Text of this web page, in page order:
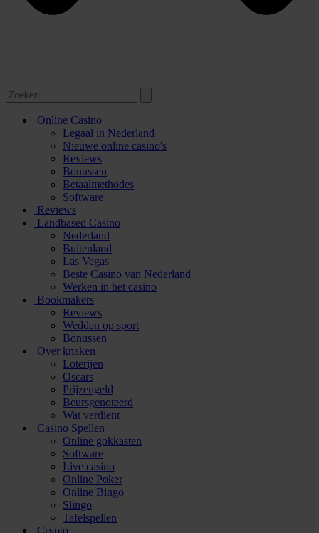
Online Casino
Legaal in Nederland
Nieuwe online casino's
Reviews
Bonussen
Betaalmethodes
Software
Reviews
Landbased Casino
Nederland
Buitenland
Las Vegas
Beste Casino van Nederland
Werken in het casino
Bookmakers
Reviews
Wedden op sport
Bonussen
Over knaken
Loterijen
Oscars
Prijzengeld
Beursgenoteerd
Wat verdient
Casino Spellen
Online gokkasten
Software
Live casino
Online Poker
Online Bingo
Slingo
Tafelspellen
Crypto